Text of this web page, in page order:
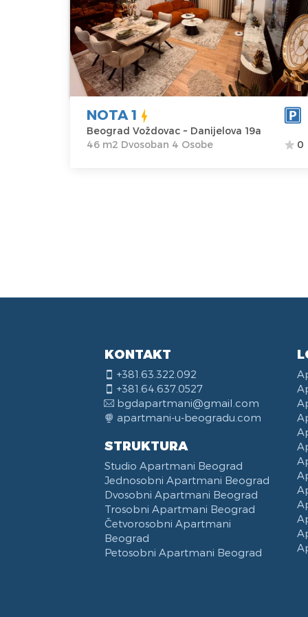
Lokacija:
Beograd
Voždovac
Adresa:
Danijelova 19a
Cena68 €
Gosti:4
Kvadratura :46
m2
Struktura :
Dvosoban
NOTA 1
Beograd Voždovac ~ Danijelova 19a
46 m2 Dvosoban 4 Osobe
0
KONTAKT
+381.63.322.092
+381.64.637.0527
bgdapartmani@gmail.com
apartmani-u-beogradu.com
STRUKTURA
Studio Apartmani Beograd
Jednosobni Apartmani Beograd
Dvosobni Apartmani Beograd
Trosobni Apartmani Beograd
Četvorosobni Apartmani
Beograd
Petosobni Apartmani Beograd